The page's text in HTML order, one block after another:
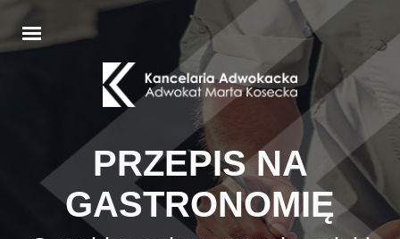
PRZEPIS NA
GASTRONOMIĘ